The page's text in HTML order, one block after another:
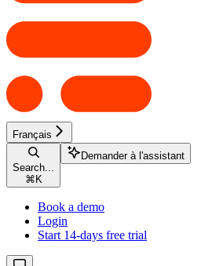
Français
Search...
⌘ K
Demander à l'assistant
Book a demo
Login
Start 14-days free trial